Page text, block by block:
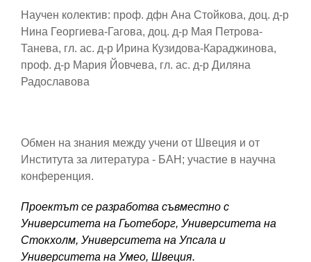
Научен колектив: проф. дфн Ана Стойкова, доц. д-р
Нина Георгиева-Гагова, доц. д-р Мая Петрова-
Танева, гл. ас. д-р Ирина Кузидова-Караджинова,
проф. д-р Мария Йовчева, гл. ас. д-р Диляна
Радославова
Обмен на знания между учени от Швеция и от
Института за литература - БАН; участие в научна
конференция.
Проектът се разработва съвместно с
Университета на Гьотеборг, Университета на
Стокхолм, Университета на Упсала и
Университета на Умео, Швеция.